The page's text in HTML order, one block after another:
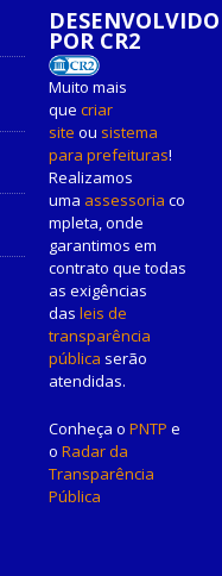
DESENVOLVIDO
POR CR2
Muito mais
que criar
site ou sistema
para prefeituras!
Realizamos
uma assessoria co
mpleta, onde
garantimos em
contrato que todas
as exigências
das leis de
transparência
pública serão
atendidas.
Conheça o PNTP e
o Radar da
Transparência
Pública